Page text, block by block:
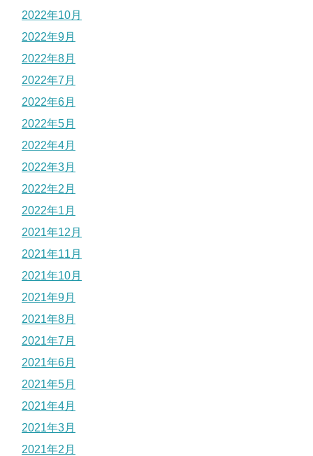
2022年10月
2022年9月
2022年8月
2022年7月
2022年6月
2022年5月
2022年4月
2022年3月
2022年2月
2022年1月
2021年12月
2021年11月
2021年10月
2021年9月
2021年8月
2021年7月
2021年6月
2021年5月
2021年4月
2021年3月
2021年2月